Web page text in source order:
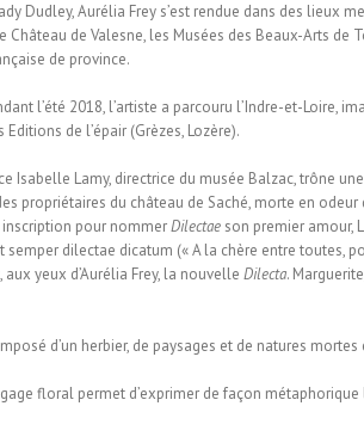
Dudley, Aurélia Frey s’est rendue dans des lieux
de Valesne, les Musées des Beaux-Arts de
de province.
l’été 2018, l’artiste a parcouru l’Indre-et-Loire,
Editions de l’épair (Grèzes, Lozère).
Isabelle Lamy, directrice du musée Balzac, trône
propriétaires du château de Saché, morte en
inscription pour nommerDilectae son premier amour,
semper dilectae dicatum (« A la chère entre
yeux d’Aurélia Frey, la nouvelle Dilecta.
d’un herbier, de paysages et de natures
floral permet d’exprimer de façon